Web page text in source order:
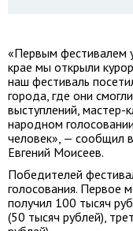
«Первым фестивалем
крае мы открыли
наш фестиваль
города, где они
выступлений, мастер-
народном
человек», — сообщил
Евгений Моисеев.
Победителей
голосования. Первое
получил 100 тысяч
(50 тысяч рублей),